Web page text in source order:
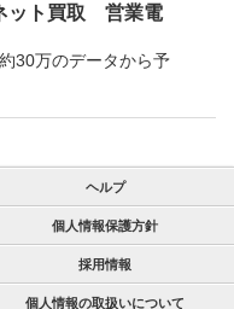
ット買取 営業電
30万のデータから予
ヘルプ
個人情報保護方針
採用情報
個人情報の取扱いについて